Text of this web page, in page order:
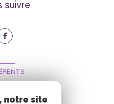
suivre
notre site